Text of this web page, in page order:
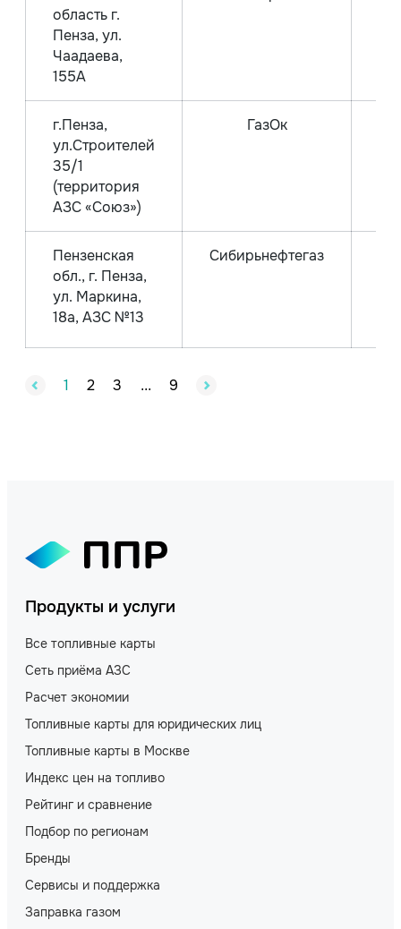
область г.
Пенза, ул.
Чаадаева,
155А
г.Пенза,
ул.Строителей
35/1
(территория
АЗС «Союз»)
ГазОк
Пензенская
обл., г. Пенза,
ул. Маркина,
18а, АЗС №13
Сибирьнефтегаз
1 2 3 ... 9
Продукты и услуги
Все топливные карты
Сеть приёма АЗС
Расчет экономии
Топливные карты для юридических лиц
Топливные карты в Москве
Индекс цен на топливо
Рейтинг и сравнение
Подбор по регионам
Бренды
Сервисы и поддержка
Заправка газом